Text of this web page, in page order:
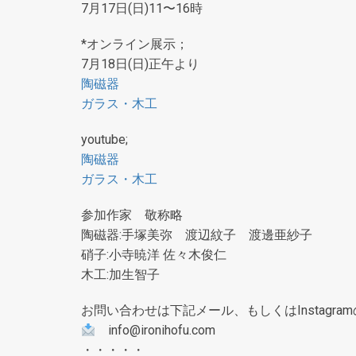
7月17日(日)11〜16時
*オンライン展示；
7月18日(日)正午より
陶磁器
ガラス・木工
youtube;
陶磁器
ガラス・木工
参加作家 敬称略
陶磁器:手塚美弥 渡辺紋子 渡邊亜紗子
硝子:小寺暁洋 佐々木俊仁
木工:加生智子
お問い合わせは下記メール、もしくはInstagram
info@ironihofu.com
・・・・・